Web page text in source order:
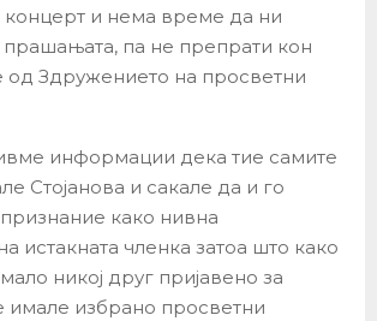
и нема време да ни
па не препрати кон
од Здружението на просветни
информации дека тие самите
Стојанова и сакале да и го
како нивна
истакната членка затоа што како
никој друг пријавено за
имале избрано просветни